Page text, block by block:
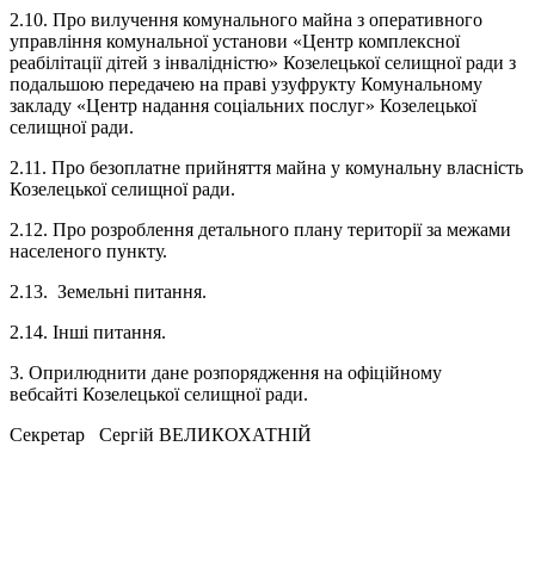
2.10. Про вилучення комунального майна з оперативного
управління комунальної установи «Центр комплексної
реабілітації дітей з інвалідністю» Козелецької селищної ради з
подальшою передачею на праві узуфрукту Комунальному
закладу «Центр надання соціальних послуг» Козелецької
селищної ради.
2.11. Про безоплатне прийняття майна у комунальну власність
Козелецької селищної ради.
2.12. Про розроблення детального плану території за межами
населеного пункту.
2.13. Земельні питання.
2.14. Інші питання.
3. Оприлюднити дане розпорядження на офіційному
вебсайті Козелецької селищної ради.
Секретар Сергій ВЕЛИКОХАТНІЙ